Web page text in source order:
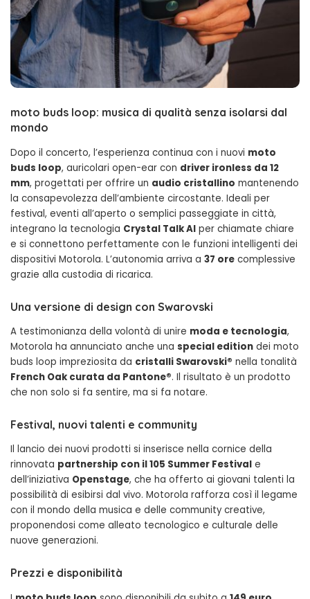
moto buds loop: musica di qualità senza isolarsi dal
mondo
Dopo il concerto, l’esperienza continua con i nuovi moto
buds loop, auricolari open-ear con driver ironless da 12
mm, progettati per offrire un audio cristallino mantenendo
la consapevolezza dell’ambiente circostante. Ideali per
festival, eventi all’aperto o semplici passeggiate in città,
integrano la tecnologia Crystal Talk AI per chiamate chiare
e si connettono perfettamente con le funzioni intelligenti dei
dispositivi Motorola. L’autonomia arriva a 37 ore complessive
grazie alla custodia di ricarica.
Una versione di design con Swarovski
A testimonianza della volontà di unire moda e tecnologia,
Motorola ha annunciato anche una special edition dei moto
buds loop impreziosita da cristalli Swarovski® nella tonalità
French Oak curata da Pantone®. Il risultato è un prodotto
che non solo si fa sentire, ma si fa notare.
Festival, nuovi talenti e community
Il lancio dei nuovi prodotti si inserisce nella cornice della
rinnovata partnership con il 105 Summer Festival e
dell’iniziativa Openstage, che ha offerto ai giovani talenti la
possibilità di esibirsi dal vivo. Motorola rafforza così il legame
con il mondo della musica e delle community creative,
proponendosi come alleato tecnologico e culturale delle
nuove generazioni.
Prezzi e disponibilità